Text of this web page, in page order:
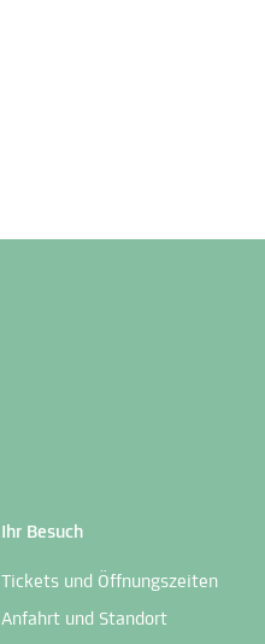
Ihr Besuch
Tickets und Öffnungszeiten
Anfahrt und Standort